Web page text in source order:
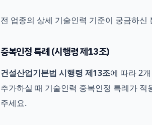
전 업종의 상세 기술인력 기준이 궁금하신
중복인정 특례 (시행령 제13조)
건설산업기본법 시행령 제13조에 따라 2
추가하실 때 기술인력 중복인정 특례가
주세요.